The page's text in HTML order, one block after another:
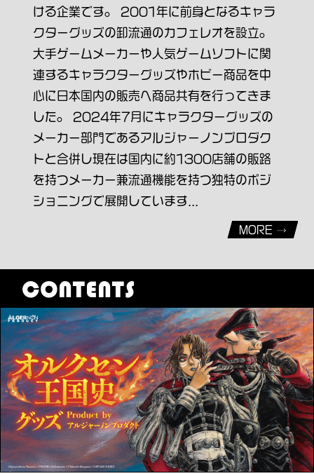
ける企業です。 2001年に前身となるキャラ
クターグッズの卸流通のカフェレオを設立。
大手ゲームメーカーや人気ゲームソフトに関
連するキャラクターグッズやホビー商品を中
心に日本国内の販売へ商品共有を行ってきま
した。 2024年7月にキャラクターグッズの
メーカー部門であるアルジャーノンプロダク
トと合併し現在は国内に約1300店舗の販路
を持つメーカー兼流通機能を持つ独特のポジ
ショニングで展開しています...
MORE
CONTENTS